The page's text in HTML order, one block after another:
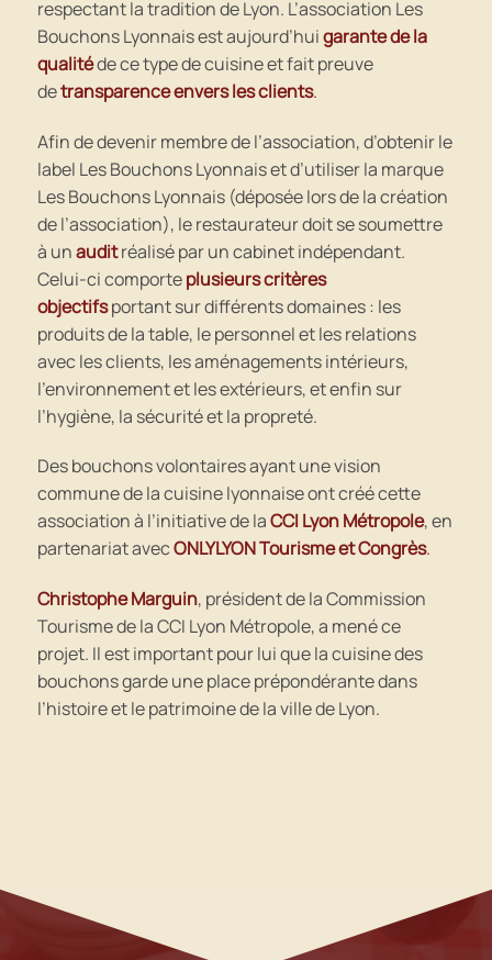
respectant la tradition de Lyon. L’association Les
Bouchons Lyonnais est aujourd’huigarante de la
qualitéde ce type de cuisine et fait preuve
detransparence envers les clients.
Afin de devenir membre de l’association, d’obtenir le
label Les Bouchons Lyonnais et d’utiliser la marque
Les Bouchons Lyonnais (déposée lors de la création
de l’association), le restaurateur doit se soumettre
à unauditréalisé par un cabinet indépendant.
Celui-ci comporteplusieurs critères
objectifsportant sur différents domaines : les
produits de la table, le personnel et les relations
avec les clients, les aménagements intérieurs,
l’environnement et les extérieurs, et enfin sur
l’hygiène, la sécurité et la propreté.
Des bouchons volontaires ayant une vision
commune de la cuisine lyonnaise ont créé cette
association à l’initiative de laCCI Lyon Métropole, en
partenariat avecONLYLYON Tourisme et Congrès.
Christophe Marguin, président de la Commission
Tourisme de la CCI Lyon Métropole, a mené ce
projet. Il est important pour lui que la cuisine des
bouchons garde une place prépondérante dans
l’histoire et le patrimoine de la ville de Lyon.